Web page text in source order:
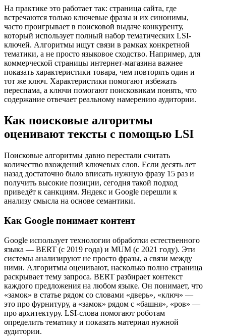
На практике это работает так: страница сайта, где
встречаются только ключевые фразы и их синонимы,
часто проигрывает в поисковой выдаче конкуренту,
который использует полный набор тематических LSI-
ключей. Алгоритмы ищут связи в рамках конкретной
тематики, а не просто языковое сходство. Например, для
коммерческой страницы интернет-магазина важнее
показать характеристики товара, чем повторять один и
тот же ключ. Характеристики помогают избежать
переспама, а ключи помогают поисковикам понять, что
содержание отвечает реальному намерению аудитории.
Как поисковые алгоритмы
оценивают тексты с помощью LSI
Поисковые алгоритмы давно перестали считать
количество вхождений ключевых слов. Если десять лет
назад достаточно было вписать нужную фразу 15 раз и
получить высокие позиции, сегодня такой подход
приведёт к санкциям. Яндекс и Google перешли к
анализу смысла на основе семантики.
Как Google понимает контент
Google использует технологии обработки естественного
языка — BERT (с 2019 года) и MUM (с 2021 году). Эти
системы анализируют не просто фразы, а связи между
ними. Алгоритмы оценивают, насколько полно страница
раскрывает тему запроса. BERT разбирает контекст
каждого предложения на любом языке. Он понимает, что
«замок» в статье рядом со словами «дверь», «ключ» —
это про фурнитуру, а «замок» рядом с «башня», «ров» —
про архитектуру. LSI-слова помогают роботам
определить тематику и показать материал нужной
аудитории.